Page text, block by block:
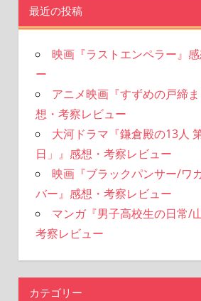
最近の投稿
映画『ラストエンペラー』
ー
アニメ映画『すずめの戸締
想・考察レビュー
大河ドラマ『鎌倉殿の13人
日」』感想・考察レビュー
映画『ブラックパンサー/ワ
バー』感想・考察レビュー
マンガ『男子高校生の日常/
考察レビュー
カテゴリー